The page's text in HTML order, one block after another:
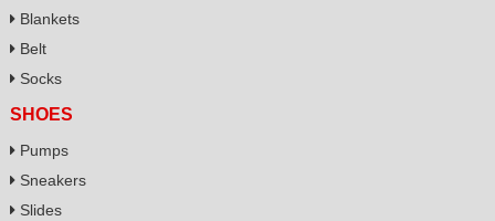
Blankets
Belt
Socks
SHOES
Pumps
Sneakers
Slides